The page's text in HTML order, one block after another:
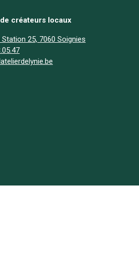
créateurs locaux
Station 25, 7060 Soignies